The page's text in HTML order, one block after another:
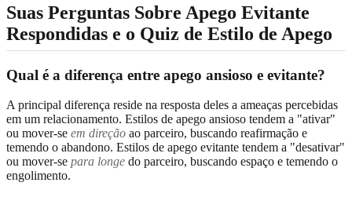
Suas Perguntas Sobre Apego Evitante
Respondidas e o Quiz de Estilo de Apego
Qual é a diferença entre apego ansioso e evitante?
A principal diferença reside na resposta deles a ameaças percebidas
em um relacionamento. Estilos de apego ansioso tendem a "ativar"
ou mover-se em direção ao parceiro, buscando reafirmação e
temendo o abandono. Estilos de apego evitante tendem a "desativar"
ou mover-se para longe do parceiro, buscando espaço e temendo o
engolimento.